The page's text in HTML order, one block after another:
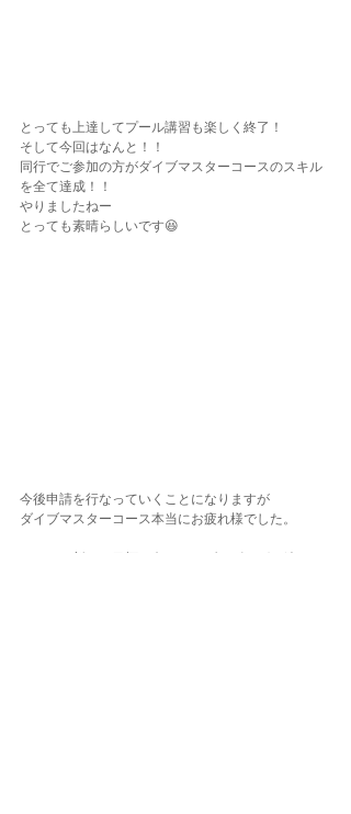
とっても上達してプール講習も楽しく終了！
そして今回はなんと！！
同行でご参加の方がダイブマスターコースのスキル
を全て達成！！
やりましたねー
とっても素晴らしいです😆
今後申請を行なっていくことになりますが
ダイブマスターコース本当にお疲れ様でした。